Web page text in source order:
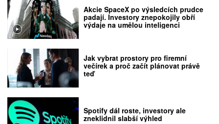
Akcie SpaceX po výsledcích prudce
padají. Investory znepokojily obří
výdaje na umělou inteligenci
Jak vybrat prostory pro firemní
večírek a proč začít plánovat právě
teď
Spotify dál roste, investory ale
zneklidnil slabší výhled